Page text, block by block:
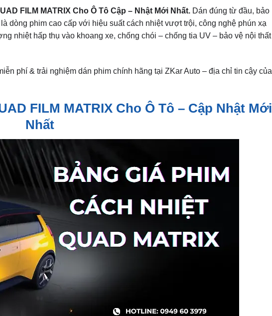
FILM MATRIX Cho Ô Tô Cập – Nhật Mới Nhất. Dán đúng từ đầu, bảo
dòng phim cao cấp với hiệu suất cách nhiệt vượt trội, công nghệ phún xạ
nhiệt hấp thụ vào khoang xe, chống chói – chống tia UV – bảo vệ nội thất
phí & trải nghiệm dán phim chính hãng tại ZKar Auto – địa chỉ tin cậy của
FILM MATRIX Cho Ô Tô – Cập Nhật Mới
Nhất